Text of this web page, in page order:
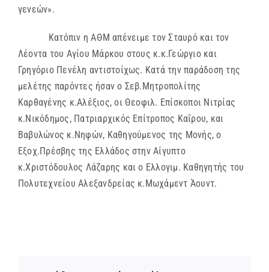
γενεών».
Κατόπιν η ΑΘΜ απένειμε τον Σταυρό και τον
Λέοντα του Αγίου Μάρκου στους κ.κ.Γεώργιο και
Γρηγόριο Πενέλη αντιστοίχως. Κατά την παράδοση της
μελέτης παρόντες ήσαν ο Σεβ.Μητροπολίτης
Καρθαγένης κ.Αλέξιος, οι Θεοφιλ. Επίσκοποι Νιτρίας
κ.Νικόδημος, Πατριαρχικός Επίτροπος Καΐρου, και
Βαβυλώνος κ.Νηφών, Καθηγούμενος της Μονής, ο
Εξοχ.Πρέσβης της Ελλάδος στην Αίγυπτο
κ.Χριστόδουλος Λάζαρης και ο Ελλογιμ. Καθηγητής του
Πολυτεχνείου Αλεξανδρείας κ.Μωχάμεντ Άουντ.